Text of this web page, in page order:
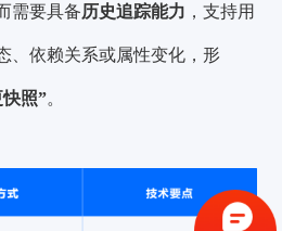
需要具备历史追踪能力 ，支持用
、依赖关系或属性变化，形
照”。